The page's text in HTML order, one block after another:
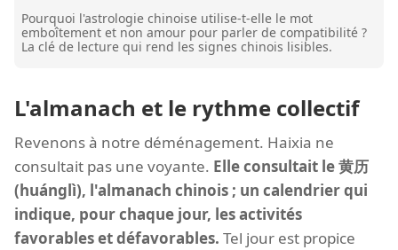
Pourquoi l'astrologie chinoise utilise-t-elle le mot
emboîtement et non amour pour parler de compatibilité ?
La clé de lecture qui rend les signes chinois lisibles.
L'almanach et le rythme collectif
Revenons à notre déménagement. Haixia ne
consultait pas une voyante. Elle consultait le 黄历
(huánglì), l'almanach chinois ; un calendrier qui
indique, pour chaque jour, les activités
favorables et défavorables. Tel jour est propice